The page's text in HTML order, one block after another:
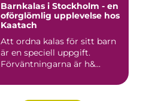
Barnkalas i Stockholm - en
oförglömlig upplevelse hos
Kaatach
Att ordna kalas för sitt barn
är en speciell uppgift.
Förväntningarna är h&...